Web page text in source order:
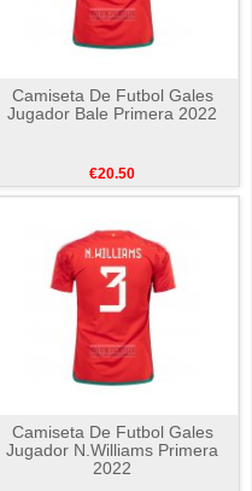
Camiseta De Futbol Gales
Jugador Bale Primera 2022
€20.50
Camiseta De Futbol Gales
Jugador N.Williams Primera
2022